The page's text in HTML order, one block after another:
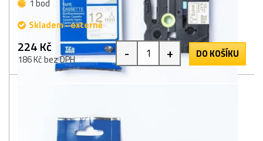
1 bod
Skladem - externě
224 Kč
186 Kč bez DPH - + DO KOŠÍKU